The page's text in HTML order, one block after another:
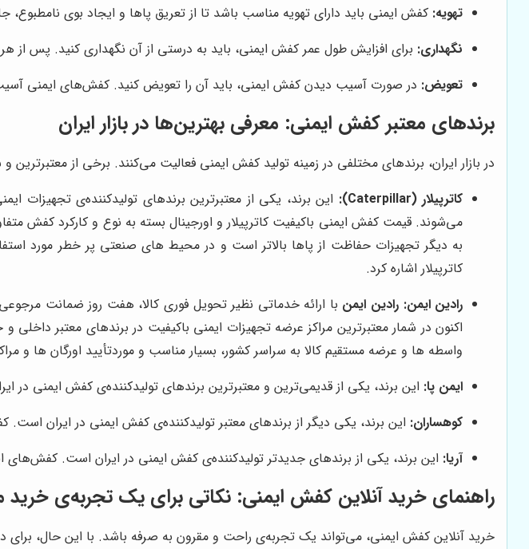
تهویه: کفش ایمنی باید دارای تهویه مناسب باشد تا از تعریق پاها و ایجاد بوی
نگهداری: برای افزایش طول عمر کفش ایمنی، باید به درستی از آن نگهداری کنید. پس از
تعویض: در صورت آسیب دیدن کفش ایمنی، باید آن را تعویض کنید. کفش‌های ایمنی آسیب
برندهای معتبر کفش ایمنی: معرفی بهترین‌ها در بازار ایران
در بازار ایران، برندهای مختلفی در زمینه تولید کفش ایمنی فعالیت می‌کنند. برخی از معتبرترین و
کاترپیلار (Caterpillar):
این برند، یکی از معتبرترین برندهای تولیدکننده‌ی تجهیزات
می‌شوند. قیمت کفش ایمنی باکیفیت کاترپیلار و اورجینال بسته به نوع و کارکرد کفش
به دیگر تجهیزات حفاظت از پاها بالاتر است و در محیط های صنعتی پر خطر مورد
کاترپیلار اشاره کرد.
رادین ایمن: رادین ایمن با ارائه خدماتی نظیر تحویل فوری کالا، هفت روز ضمانت
اکنون در شمار معتبرترین مراکز عرضه تجهیزات ایمنی باکیفیت در برندهای معتبر
واسطه ها و عرضه مستقیم کالا به سراسر کشور، بسیار مناسب و موردتأیید اورگان ها و
ایمن پا: این برند، یکی از قدیمی‌ترین و معتبرترین برندهای تولیدکننده‌ی کفش ایمنی
کوهساران: این برند، یکی دیگر از برندهای معتبر تولیدکننده‌ی کفش ایمنی در ایران
آریا: این برند، یکی از برندهای جدیدتر تولیدکننده‌ی کفش ایمنی در ایران است. کفش‌های
راهنمای خرید آنلاین کفش ایمنی: نکاتی برای یک تجربه‌ی
خرید آنلاین کفش ایمنی، می‌تواند یک تجربه‌ی راحت و مقرون به صرفه باشد. با این حال،